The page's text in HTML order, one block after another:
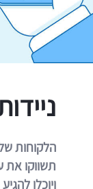
תשווקו
ויוכלו